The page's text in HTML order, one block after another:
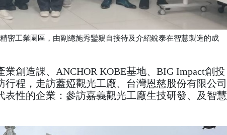
密工業園區，由副總施秀鑾親自接待及介紹銳泰在智慧製造的成
創造課、ANCHOR KOBE基地、BIG Impact創投
程，走訪蓋婭觀光工廠、台灣恩慈股份有限公司
性的企業：參訪嘉義觀光工廠生技研發、及智慧